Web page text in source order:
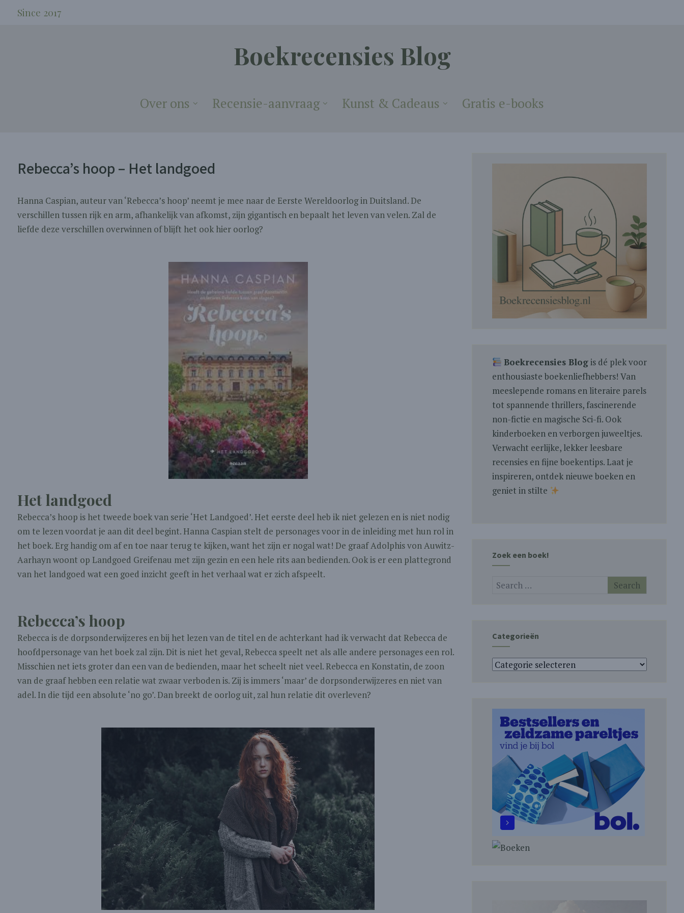
Since 2017
Boekrecensies Blog
Over ons Recensie-aanvraag Kunst & Cadeaus Gratis e-books
Rebecca’s hoop – Het landgoed
Hanna Caspian, auteur van ‘Rebecca’s hoop’ neemt je mee naar de Eerste Wereldoorlog in Duitsland. De
verschillen tussen rijk en arm, afhankelijk van afkomst, zijn gigantisch en bepaalt het leven van velen. Zal de
liefde deze verschillen overwinnen of blijft het ook hier oorlog?
Het landgoed
Rebecca’s hoop is het tweede boek van serie ‘Het Landgoed’. Het eerste deel heb ik niet gelezen en is niet nodig
om te lezen voordat je aan dit deel begint. Hanna Caspian stelt de personages voor in de inleiding met hun rol in
het boek. Erg handig om af en toe naar terug te kijken, want het zijn er nogal wat! De graaf Adolphis von Auwitz-
Aarhayn woont op Landgoed Greifenau met zijn gezin en een hele rits aan bedienden. Ook is er een plattegrond
van het landgoed wat een goed inzicht geeft in het verhaal wat er zich afspeelt.
Rebecca’s hoop
Rebecca is de dorpsonderwijzeres en bij het lezen van de titel en de achterkant had ik verwacht dat Rebecca de
hoofdpersonage van het boek zal zijn. Dit is niet het geval, Rebecca speelt net als alle andere personages een rol.
Misschien net iets groter dan een van de bedienden, maar het scheelt niet veel. Rebecca en Konstatin, de zoon
van de graaf hebben een relatie wat zwaar verboden is. Zij is immers ‘maar’ de dorpsonderwijzeres en niet van
adel. In die tijd een absolute ‘no go’. Dan breekt de oorlog uit, zal hun relatie dit overleven?
Boekrecensies Blogis dé plek voor
enthousiaste boekenliefhebbers! Van
meeslepende romans en literaire parels
tot spannende thrillers, fascinerende
non-fictie en magische Sci-fi. Ook
kinderboeken en verborgen juweeltjes.
Verwacht eerlijke, lekker leesbare
recensies en fijne boekentips. Laat je
inspireren, ontdek nieuwe boeken en
geniet in stilte
Zoek een boek!
Categorieën
Categorieën